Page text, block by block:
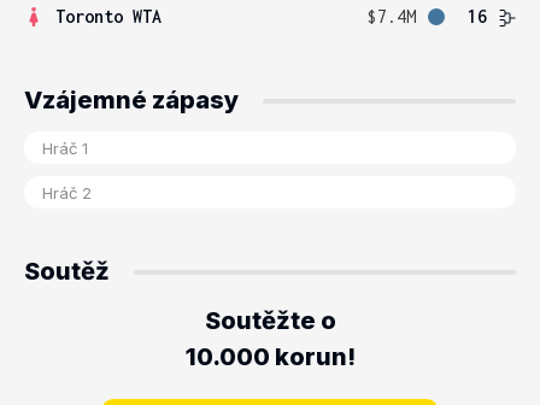
Toronto WTA
$7.4M 16
Vzájemné zápasy
Soutěž
Soutěžte o
10.000 korun!